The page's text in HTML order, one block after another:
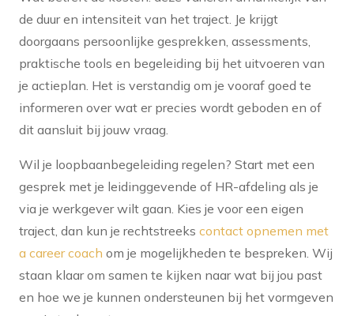
de duur en intensiteit van het traject. Je krijgt
doorgaans persoonlijke gesprekken, assessments,
praktische tools en begeleiding bij het uitvoeren van
je actieplan. Het is verstandig om je vooraf goed te
informeren over wat er precies wordt geboden en of
dit aansluit bij jouw vraag.
Wil je loopbaanbegeleiding regelen? Start met een
gesprek met je leidinggevende of HR-afdeling als je
via je werkgever wilt gaan. Kies je voor een eigen
traject, dan kun je rechtstreeks contact opnemen met
a career coach om je mogelijkheden te bespreken. Wij
staan klaar om samen te kijken naar wat bij jou past
en hoe we je kunnen ondersteunen bij het vormgeven